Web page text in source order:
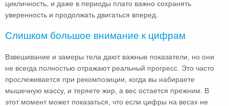
цикличность, и даже в периоды плато важно сохранять
уверенность и продолжать двигаться вперед.
Слишком большое внимание к цифрам
Взвешивание и замеры тела дают важные показатели, но они
не всегда полностью отражают реальный прогресс. Это часто
прослеживается при рекомпозиции, когда вы набираете
мышечную массу, и теряете жир, а вес остается прежним. В
этот момент может показаться, что если цифры на весах не